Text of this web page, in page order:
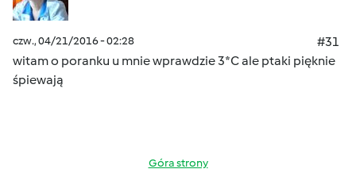
czw., 04/21/2016 - 02:28
#31
witam o poranku u mnie wprawdzie 3*C ale ptaki pięknie
śpiewają
Góra strony